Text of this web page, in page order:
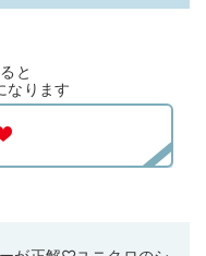
と
なります